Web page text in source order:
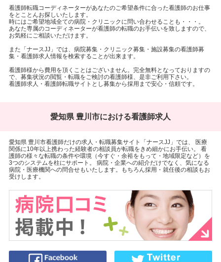
看護師転職コーディネーターがあなたのご希望条件に合った看護師のお仕事
をとことんお探しいたします。
時にはご希望地域全ての病院・クリニックに問い合わせることも・・・。
あなた専属のコーディネーターが看護師の転職のお手伝いを致しますので、
お気軽にご相談いただけます。
また「ナースJJ」では、病院募集・クリニック募集・施設募集の看護師募
集・看護師求人情報を検索することが出来ます。
看護師様から費用を頂くことはございません。完全無料となっておりますの
で、募集状況の閲覧・転職をご検討の看護師様、是非ご利用下さい。
看護師求人・看護師転職サイトとし募集から採用まで安心・信頼です。
愛知県 豊川市における看護師求人
愛知県 豊川市看護師だけの求人・転職募集サイト「ナースJJ」では、 医療
関係に10年以上携わった経験者の相談員が転職をきめ細かにお手伝い。 看
護師の様々な転職の条件や環境（今すぐ・余裕をもって・地域限定など）を
3つのシステムを柱にサポート。 病院・企業への紹介だけでなく、気になる
病院・医療機関への問合せもいたします。もちろん採用・就任後の相談もお
受けします。